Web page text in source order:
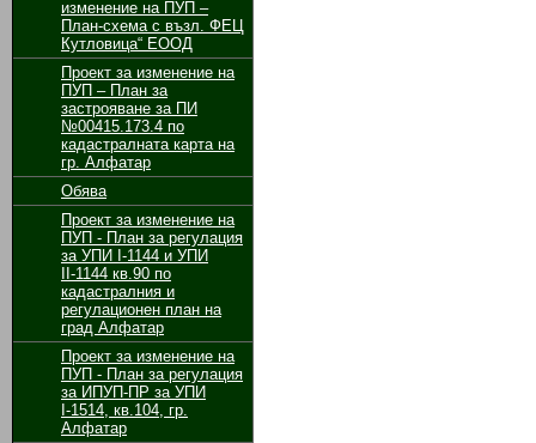
изменение на ПУП –
План-схема с възл. ФЕЦ
Кутловица“ ЕООД
Проект за изменение на
ПУП – План за
застрояване за ПИ
№00415.173.4 по
кадастралната карта на
гр. Алфатар
Обява
Проект за изменение на
ПУП - План за регулация
за УПИ І-1144 и УПИ
ІІ-1144 кв.90 по
кадастралния и
регулационен план на
град Алфатар
Проект за изменение на
ПУП - План за регулация
за ИПУП-ПР за УПИ
І-1514, кв.104, гр.
Алфатар